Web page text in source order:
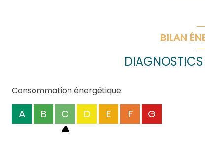
QUARTIER FAMILIAL À DEUX PAS DES ÉCOLES.
BILAN
DIAGNOSTICS
Consommation énergétique
A B C D E F G